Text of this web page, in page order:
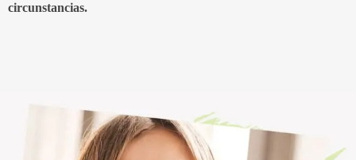
circunstancias.